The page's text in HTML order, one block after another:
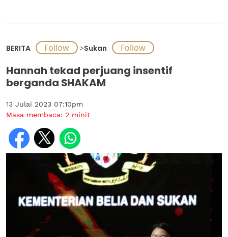
BERITA >Sukan
Hannah tekad perjuang insentif
berganda SHAKAM
13 Julai 2023 07:10pm
Masa membaca: 2 minit